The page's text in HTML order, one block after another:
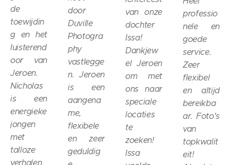
de
toewijdin
g en het
luisterend
oor van
Jeroen.
Nicholas
is een
energieke
jongen
met
talloze
verhalen
door
Duville
Photogra
phy
vastlegge
n. Jeroen
is een
aangena
me,
flexibele
en zeer
geduldig
van onze
dochter
Issa!
Dankjew
el Jeroen
om met
ons naar
speciale
locaties
te
zoeken!
Issa
professio
nele en
goede
service.
Zeer
flexibel
en altijd
bereikba
ar. Foto's
van
topkwalit
eit!